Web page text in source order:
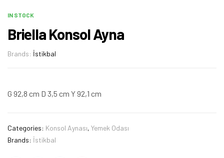
IN STOCK
Briella Konsol Ayna
Brands: İstikbal
G 92,8 cm D 3,5 cm Y 92,1 cm
Categories: Konsol Aynası, Yemek Odası
Brands: İstikbal